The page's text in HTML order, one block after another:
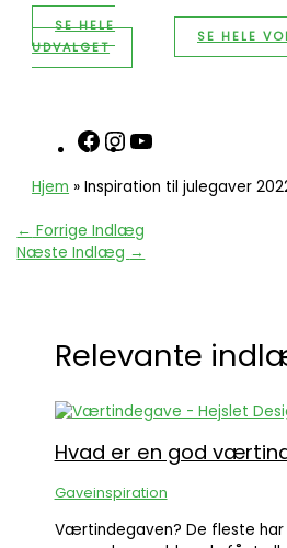
SE HELE
UDVALGET
SE HELE
Hjem »Inspiration til julegaver
← Forrige Indlæg
Næste Indlæg →
Relevante
Hvad er en god
Gaveinspiration
Værtindegaven? De fleste